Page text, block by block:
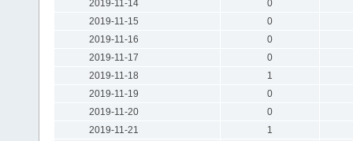
2019-11-14
0
2019-11-15
0
2019-11-16
0
2019-11-17
0
2019-11-18
1
2019-11-19
0
2019-11-20
0
2019-11-21
1